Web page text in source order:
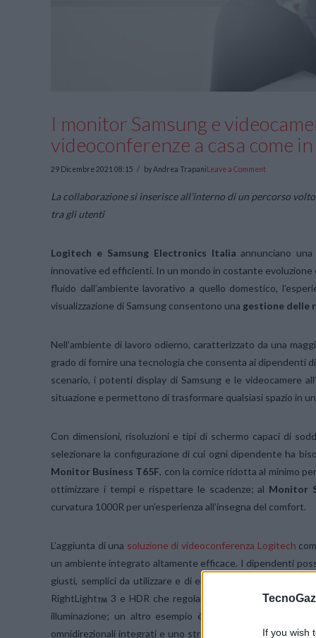
If you wish
I monitor Samsung e
videoconferenze a casa come
29 Dicembre 2021 08:15 by Andrea TrapaniLeave a Comment
La collaborazione si inserisce all’interno di un percorso
tra gli utenti
Logitech e Samsung Electronics Italia annunciano
innovative ed efficienti. In un mondo in costante evoluzione
fluido dall’ambiente lavorativo a quello domestico,
visualizzazione di Samsung consentono una gestione delle
Nell’ambiente di lavoro odierno, caratterizzato da una
grado di fornire una tecnologia che consenta ai dipendenti
scenario, i potenti display di Samsung e le videocamere
situazione e permettono di trasformare qualsiasi spazio in
Con dimensioni, risoluzioni e tipi di schermo capaci di
selezionare la configurazione di cui ogni dipendente ha
Monitor Business T65F, con la cornice ridotta al minimo
ottimizzare i tempi e rispettare le scadenze; al Monitor
curvatura 1000R per un’esperienza all’insegna del comfort.
L’aggiunta di una soluzione di videoconferenza Logitech
un ambiente integrato altamente efficace. I dipendenti
giusti, semplici da utilizzare e di elevata qualità, come
RightLight
3 e HDR che regolano automaticamente le
illuminazione; un altro esempio è il modello
omnidirezionali integrati e uno streaming senza